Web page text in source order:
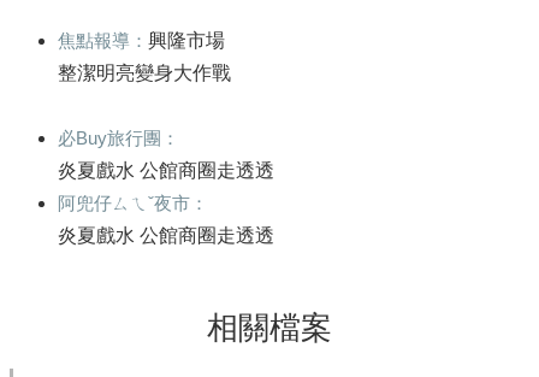
焦點報導： 興隆市場
整潔明亮變身大作戰
必Buy旅行團：
炎夏戲水 公館商圈走透透
阿兜仔ㄙㄟˇ夜市：
炎夏戲水 公館商圈走透透
相關檔案